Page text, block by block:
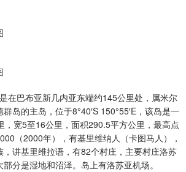
在巴布亚新几内亚东端约145公里处，属米尔
岛的主岛，位于8°40′S 150°55′E，该岛是一
，宽5至16公里，面积290.5平方公里，最高点
（2000年），有基里维纳人（卡图马人），
讲基里维拉语，有82个村庄，主要村庄洛苏
分是湿地和沼泽。岛上有洛苏亚机场。